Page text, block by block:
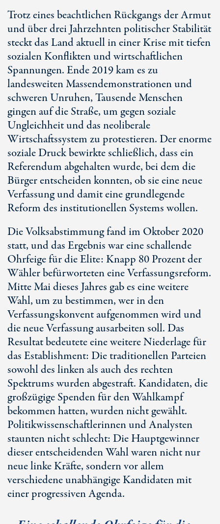
Trotz eines beachtlichen Rückgangs der Armut
und über drei Jahrzehnten politischer Stabilität
steckt das Land aktuell in einer Krise mit tiefen
sozialen Konflikten und wirtschaftlichen
Spannungen. Ende 2019 kam es zu
landesweiten Massendemonstrationen und
schweren Unruhen, Tausende Menschen
gingen auf die Straße, um gegen soziale
Ungleichheit und das neoliberale
Wirtschaftssystem zu protestieren. Der enorme
soziale Druck bewirkte schließlich, dass ein
Referendum abgehalten wurde, bei dem die
Bürger entscheiden konnten, ob sie eine neue
Verfassung und damit eine grundlegende
Reform des institutionellen Systems wollen.
Die Volksabstimmung fand im Oktober 2020
statt, und das Ergebnis war eine schallende
Ohrfeige für die Elite: Knapp 80 Prozent der
Wähler befürworteten eine Verfassungsreform.
Mitte Mai dieses Jahres gab es eine weitere
Wahl, um zu bestimmen, wer in den
Verfassungskonvent aufgenommen wird und
die neue Verfassung ausarbeiten soll. Das
Resultat bedeutete eine weitere Niederlage für
das Establishment: Die traditionellen Parteien
sowohl des linken als auch des rechten
Spektrums wurden abgestraft. Kandidaten, die
großzügige Spenden für den Wahlkampf
bekommen hatten, wurden nicht gewählt.
Politikwissenschaftlerinnen und Analysten
staunten nicht schlecht: Die Hauptgewinner
dieser entscheidenden Wahl waren nicht nur
neue linke Kräfte, sondern vor allem
verschiedene unabhängige Kandidaten mit
einer progressiven Agenda.